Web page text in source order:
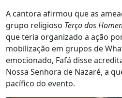
A cantora afirmou que as
grupo religioso Terço dos
que teria organizado a ação
mobilização em grupos de
emocionado, Fafá disse
Nossa Senhora de Nazaré, a
pacífico do evento.